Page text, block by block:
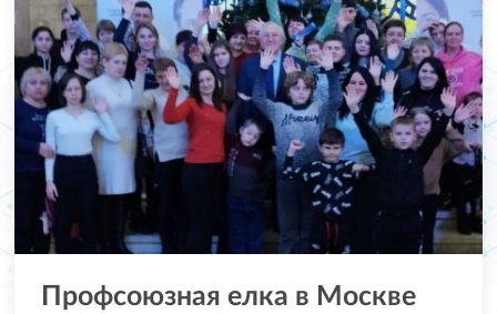
Профсоюзная елка в Москве